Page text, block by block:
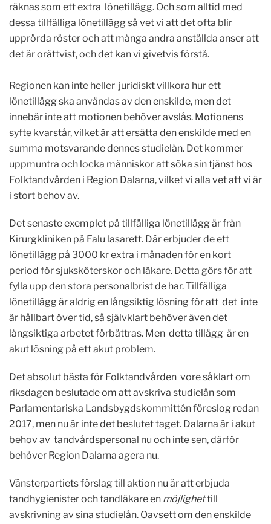
räknas som ett extra lönetillägg. Och som alltid med
dessa tillfälliga lönetillägg så vet vi att det ofta blir
upprörda röster och att många andra anställda anser att
det är orättvist, och det kan vi givetvis förstå.
Regionen kan inte heller juridiskt villkora hur ett
lönetillägg ska användas av den enskilde, men det
innebär inte att motionen behöver avslås. Motionens
syfte kvarstår, vilket är att ersätta den enskilde med en
summa motsvarande dennes studielån. Det kommer
uppmuntra och locka människor att söka sin tjänst hos
Folktandvården i Region Dalarna, vilket vi alla vet att vi är
i stort behov av.
Det senaste exemplet på tillfälliga lönetillägg är från
Kirurgkliniken på Falu lasarett. Där erbjuder de ett
lönetillägg på 3000 kr extra i månaden för en kort
period för sjuksköterskor och läkare. Detta görs för att
fylla upp den stora personalbrist de har. Tillfälliga
lönetillägg är aldrig en långsiktig lösning för att det inte
är hållbart över tid, så självklart behöver även det
långsiktiga arbetet förbättras. Men detta tillägg är en
akut lösning på ett akut problem.
Det absolut bästa för Folktandvården vore såklart om
riksdagen beslutade om att avskriva studielån som
Parlamentariska Landsbygdskommittén föreslog redan
2017, men nu är inte det beslutet taget. Dalarna är i akut
behov av tandvårdspersonal nu och inte sen, därför
behöver Region Dalarna agera nu.
Vänsterpartiets förslag till aktion nu är att erbjuda
tandhygienister och tandläkare en möjlighettill
avskrivning av sina studielån. Oavsett om den enskilde